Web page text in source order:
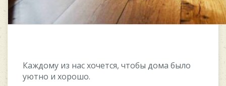
Каждому из нас хочется, чтобы дома было
уютно и хорошо.